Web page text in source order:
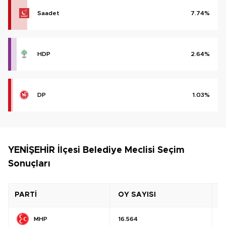
Saadet 7.74%
HDP 2.64%
DP 1.03%
YENİŞEHİR İlçesi Belediye Meclisi Seçim
Sonuçları
PARTİ OY SAYISI
MHP 16.564